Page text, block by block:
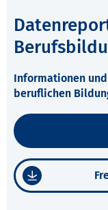
Informationen
beruflichen